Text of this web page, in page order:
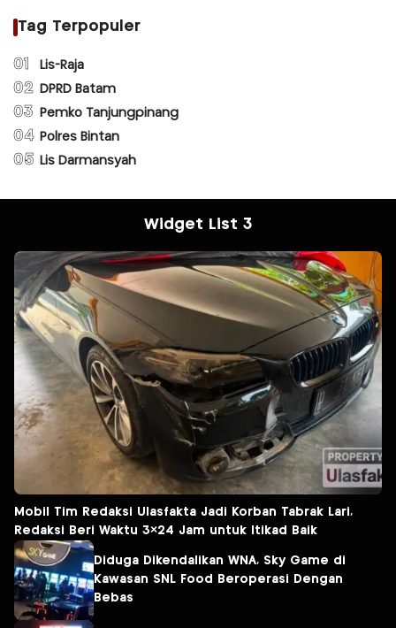
Tag Terpopuler
01 Lis-Raja
02 DPRD Batam
03 Pemko Tanjungpinang
04 Polres Bintan
05 Lis Darmansyah
Widget List 3
Mobil Tim Redaksi Ulasfakta Jadi Korban Tabrak Lari,
Redaksi Beri Waktu 3×24 Jam untuk Itikad Baik
Diduga Dikendalikan WNA, Sky Game di
Kawasan SNL Food Beroperasi Dengan
Bebas